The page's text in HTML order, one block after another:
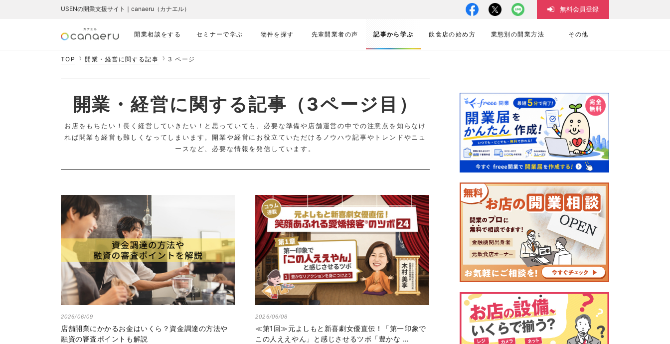
開業相談をする セミナーで学ぶ 物件を探す 先輩開業者の声 記事から学ぶ 飲食店の始め方 業態別の開業方法 その他
USENの開業支援サイト｜canaeru（カナエル） 無料会員登録
TOP 開業・経営に関する記事 3 ページ
開業・経営に関する記事（3ページ目）
お店をもちたい！長く経営していきたい！と思っていても、必要な準備や店舗運営の中での注意点を知らなけ
れば開業も経営も難しくなってしまいます。開業や経営にお役立ていただけるノウハウ記事やトレンドやニュ
ースなど、必要な情報を発信しています。
2026/06/09
店舗開業にかかるお金はいくら？資金調達の方法や
融資の審査ポイントも解説
2026/06/08
≪第1回≫元よしもと新喜劇女優直伝！「第一印象で
この人ええやん」と感じさせるツボ「豊かな …